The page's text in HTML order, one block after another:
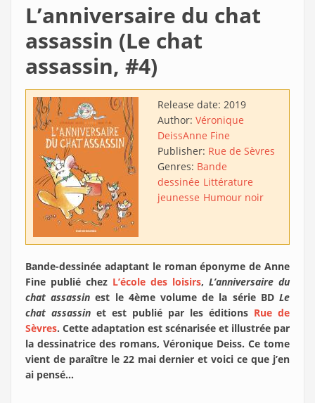
L’anniversaire du chat
assassin (Le chat
assassin, #4)
Release date: 2019
Author: Véronique
DeissAnne Fine
Publisher: Rue de Sèvres
Genres: Bande
dessinée Littérature
jeunesse Humour noir
Bande-dessinée adaptant le roman éponyme de Anne
Fine publié chez L’école des loisirs, L’anniversaire du
chat assassin est le 4ème volume de la série BDLe
chat assassin et est publié par les éditions Rue de
Sèvres. Cette adaptation est scénarisée et illustrée par
la dessinatrice des romans, Véronique Deiss. Ce tome
vient de paraître le 22 mai dernier et voici ce que j’en
ai pensé…